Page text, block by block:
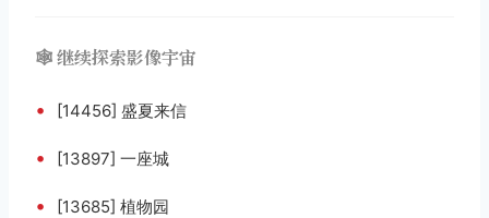
🕸️ 继续探索影像宇宙
• [14456] 盛夏来信
• [13897] 一座城
• [13685] 植物园